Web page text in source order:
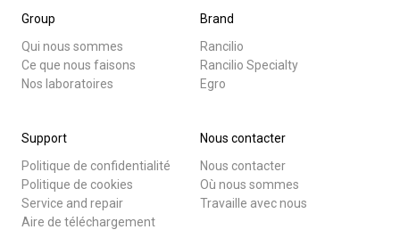
Group
Qui nous sommes
Ce que nous faisons
Nos laboratoires
Brand
Rancilio
Rancilio Specialty
Egro
Support
Politique de confidentialité
Politique de cookies
Service and repair
Aire de téléchargement
Nous contacter
Nous contacter
Où nous sommes
Travaille avec nous